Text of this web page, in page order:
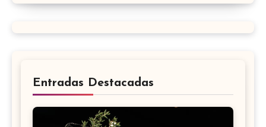
Entradas Destacadas